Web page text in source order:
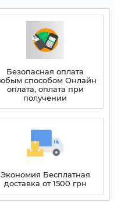
Безопасная оплата
способом Онлайн
оплата, оплата при
получении
Экономия Бесплатная
доставка от 1500 грн